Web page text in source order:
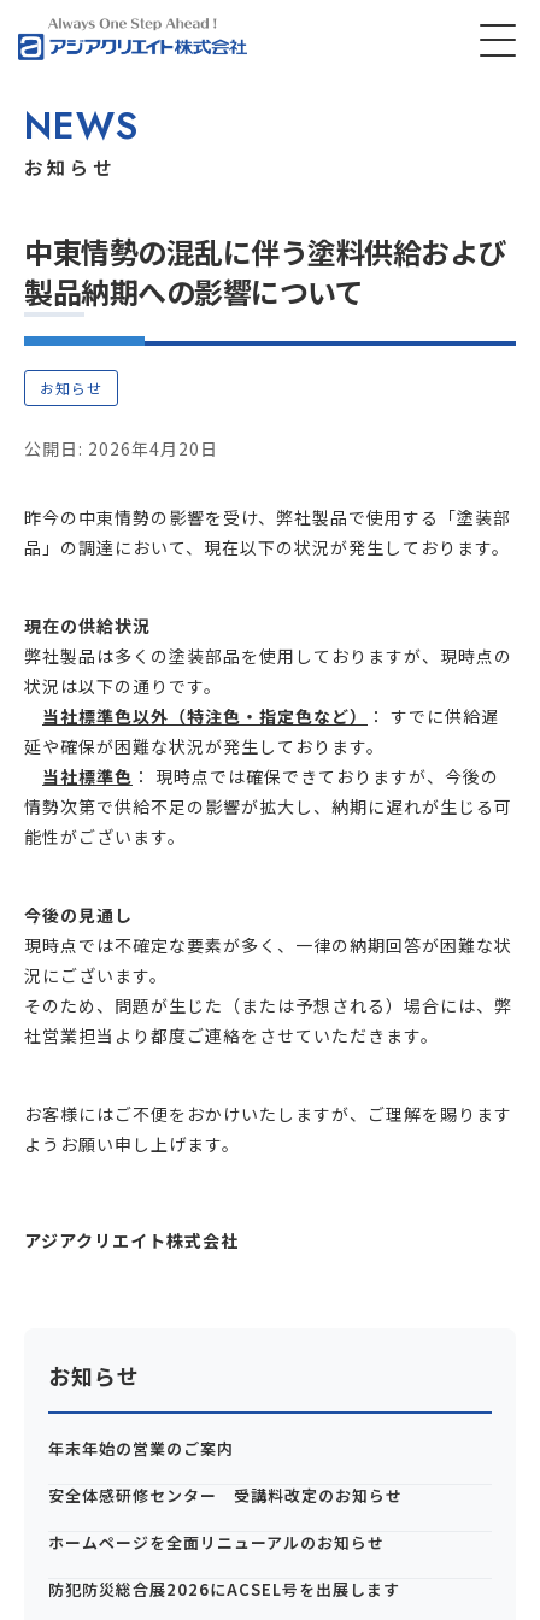
NEWS
お知らせ
お知らせ
年末年始の営業のご案内
安全体感研修センター 受講料改定のお知らせ
ホームページを全面リニューアルのお知らせ
防犯防災総合展2026にACSEL号を出展します
中東情勢の混乱に伴う塗料供給および
製品納期への影響について
お知らせ
公開日: 2026年4月20日
昨今の中東情勢の影響を受け、弊社製品で使用する「塗装部
品」の調達において、現在以下の状況が発生しております。
現在の供給状況
弊社製品は多くの塗装部品を使用しておりますが、現時点の
状況は以下の通りです。
当社標準色以外（特注色・指定色など） ： すでに供給遅
延や確保が困難な状況が発生しております。
当社標準色 ： 現時点では確保できておりますが、今後の
情勢次第で供給不足の影響が拡大し、納期に遅れが生じる可
能性がございます。
今後の見通し
現時点では不確定な要素が多く、一律の納期回答が困難な状
況にございます。
そのため、問題が生じた（または予想される）場合には、 弊
社営業担当より都度ご連絡をさせていただきます。
お客様にはご不便をおかけいたしますが、 ご理解を賜ります
ようお願い申し上げます。
アジアクリエイト株式会社